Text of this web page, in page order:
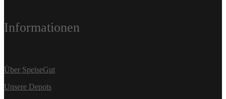
Informationen
Über SpeiseGut
Unsere Depots